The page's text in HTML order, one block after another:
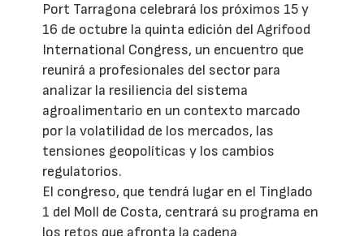
Port Tarragona celebrará los próximos 15 y
16 de octubre la quinta edición del Agrifood
International Congress, un encuentro que
reunirá a profesionales del sector para
analizar la resiliencia del sistema
agroalimentario en un contexto marcado
por la volatilidad de los mercados, las
tensiones geopolíticas y los cambios
regulatorios.
El congreso, que tendrá lugar en el Tinglado
1 del Moll de Costa, centrará su programa en
los retos que afronta la cadena